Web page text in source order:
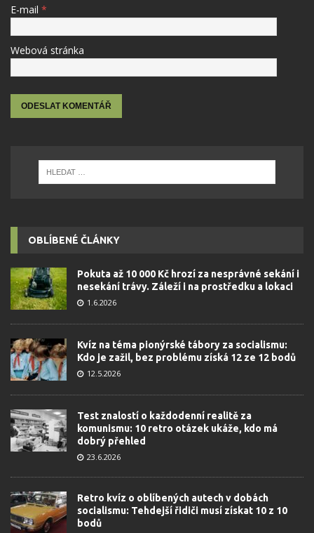
E-mail *
Webová stránka
OBLÍBENÉ ČLÁNKY
Pokuta až 10 000 Kč hrozí za nesprávné sekání i
nesekání trávy. Záleží i na prostředku a lokaci
1.6.2026
Kvíz na téma pionýrské tábory za socialismu:
Kdo je zažil, bez problému získá 12 ze 12 bodů
12.5.2026
Test znalostí o každodenní realitě za
komunismu: 10 retro otázek ukáže, kdo má
dobrý přehled
23.6.2026
Retro kvíz o oblíbených autech v dobách
socialismu: Tehdejší řidiči musí získat 10 z 10
bodů